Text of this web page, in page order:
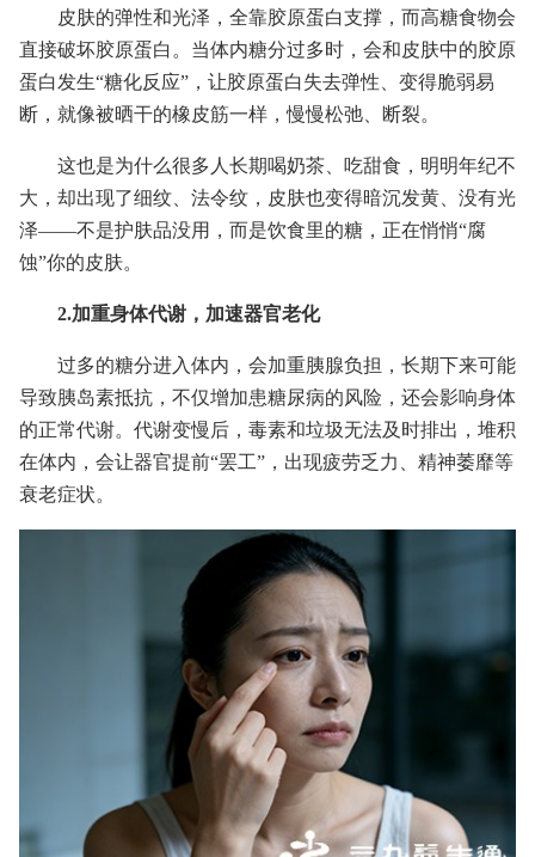
皮肤的弹性和光泽，全靠胶原蛋白支撑，而高糖食物会
直接破坏胶原蛋白。当体内糖分过多时，会和皮肤中的胶原
蛋白发生“糖化反应”，让胶原蛋白失去弹性、变得脆弱易
断，就像被晒干的橡皮筋一样，慢慢松弛、断裂。
这也是为什么很多人长期喝奶茶、吃甜食，明明年纪不
大，却出现了细纹、法令纹，皮肤也变得暗沉发黄、没有光
泽——不是护肤品没用，而是饮食里的糖，正在悄悄“腐
蚀”你的皮肤。
2.加重身体代谢，加速器官老化
过多的糖分进入体内，会加重胰腺负担，长期下来可能
导致胰岛素抵抗，不仅增加患糖尿病的风险，还会影响身体
的正常代谢。代谢变慢后，毒素和垃圾无法及时排出，堆积
在体内，会让器官提前“罢工”，出现疲劳乏力、精神萎靡等
衰老症状。